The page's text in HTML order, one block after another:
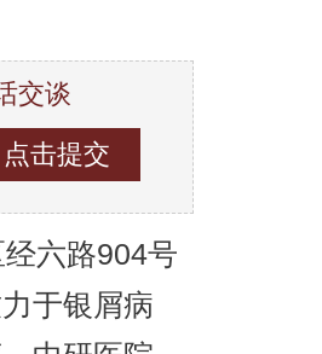
交谈
六路904号
于银屑病